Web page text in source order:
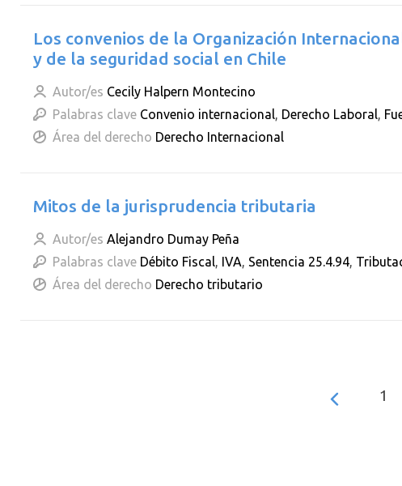
Los convenios de la Organización
y de la seguridad social en Chile
Autor/es Cecily Halpern Montecino
Palabras clave Convenio internacional, Derecho Laboral,
Área del derecho Derecho Internacional
Mitos de la jurisprudencia tributaria
Autor/es Alejandro Dumay Peña
Palabras clave Débito Fiscal, IVA, Sentencia 25.4.94,
Área del derecho Derecho tributario
1